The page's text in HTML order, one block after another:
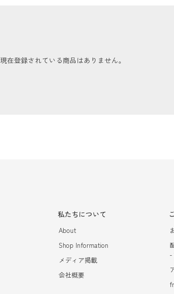
現在登録されている商品はありません。
私たちについて
About
Shop Information
メディア掲載
会社概要
-